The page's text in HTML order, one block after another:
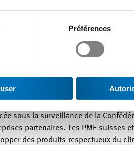
Préférences
déposer une demande.
la Fondation Suisse pour le
sont actuellement en phase de
températures élevées pour un
qui ont un gros potentiel en
distribués.
en 2008 dans le cadre de la loi
sous la surveillance de la
partenaires. Les PME
des produits respectueux du